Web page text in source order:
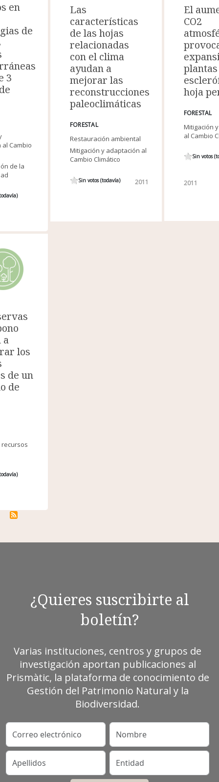
en
de
3
Cambio
de la
Las
características
de las hojas
relacionadas
con el clima
ayudan a
mejorar las
reconstrucciones
paleoclimáticas
FORESTAL
Restauración ambiental
Mitigación y adaptación al
Cambio Climático
Sin votos (todavía) 2011
El
CO2
plantas
hoja
FORESTAL
Mitigación
al Cambio
Sin votos
2011
a
los
de un
de
¿Quieres suscribirte al
boletín?
Varias instituciones, centros y grupos de
investigación aportan publicaciones al
Prismàtic, la plataforma de conocimiento de
Gestión del Patrimonio Natural y la
Biodiversidad.
Correo electrónico Nombre
Apellidos Entidad